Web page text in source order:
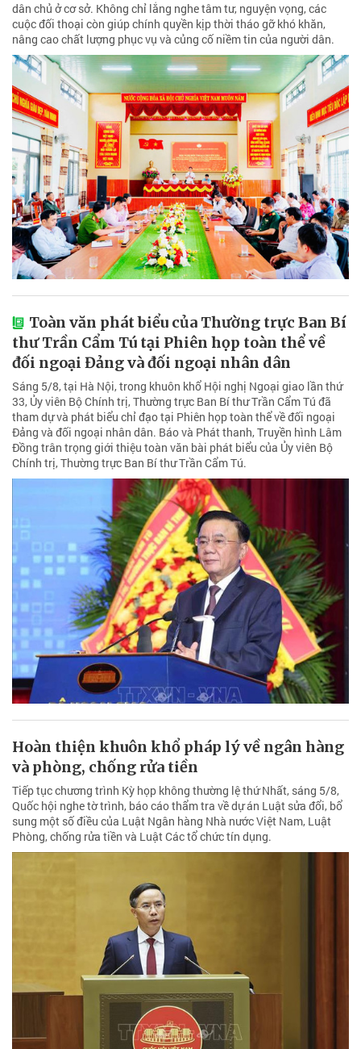
dân chủ ở cơ sở. Không chỉ lắng nghe tâm tư, nguyện vọng, các
cuộc đối thoại còn giúp chính quyền kịp thời tháo gỡ khó khăn,
nâng cao chất lượng phục vụ và củng cố niềm tin của người dân.
Toàn văn phát biểu của Thường trực Ban Bí
thư Trần Cẩm Tú tại Phiên họp toàn thể về
đối ngoại Đảng và đối ngoại nhân dân
Sáng 5/8, tại Hà Nội, trong khuôn khổ Hội nghị Ngoại giao lần thứ
33, Ủy viên Bộ Chính trị, Thường trực Ban Bí thư Trần Cẩm Tú đã
tham dự và phát biểu chỉ đạo tại Phiên họp toàn thể về đối ngoại
Đảng và đối ngoại nhân dân. Báo và Phát thanh, Truyền hình Lâm
Đồng trân trọng giới thiệu toàn văn bài phát biểu của Ủy viên Bộ
Chính trị, Thường trực Ban Bí thư Trần Cẩm Tú.
Hoàn thiện khuôn khổ pháp lý về ngân hàng
và phòng, chống rửa tiền
Tiếp tục chương trình Kỳ họp không thường lệ thứ Nhất, sáng 5/8,
Quốc hội nghe tờ trình, báo cáo thẩm tra về dự án Luật sửa đổi, bổ
sung một số điều của Luật Ngân hàng Nhà nước Việt Nam, Luật
Phòng, chống rửa tiền và Luật Các tổ chức tín dụng.